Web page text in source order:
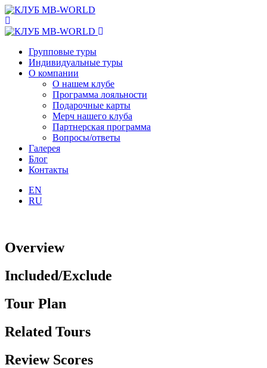
Групповые туры
Индивидуальные туры
О компании
О нашем клубе
Программа лояльности
Подарочные карты
Мерч нашего клуба
Партнерская программа
Вопросы/ответы
Галерея
Блог
Контакты
EN
RU
Overview
Included/Exclude
Tour Plan
Related Tours
Review Scores